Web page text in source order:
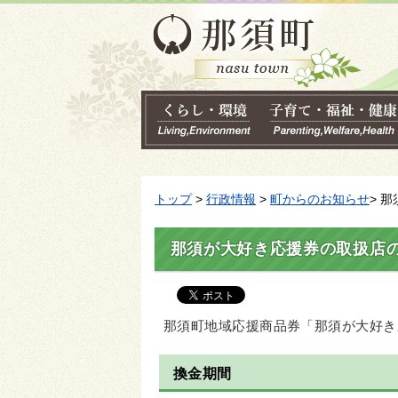
トップ> 行政情報 > 町からのお知らせ> 那
那須が大好き応援券の取扱店
那須町地域応援商品券「那須が大好
換金期間